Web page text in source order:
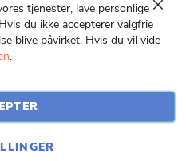
25847369
Luk
tjenester, lave personlige
du ikke accepterer valgfrie
blive påvirket. Hvis du vil vide
.